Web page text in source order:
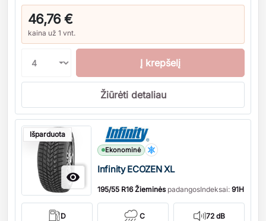
46,76 €
kaina už 1 vnt.
Į krepšelį
Žiūrėti detaliau
Išparduota

Ekonominė
Infinity ECOZEN XL
195/55 R16 ŽieminėspadangosIndeksai: 91H
D C 72 dB
Kiekis